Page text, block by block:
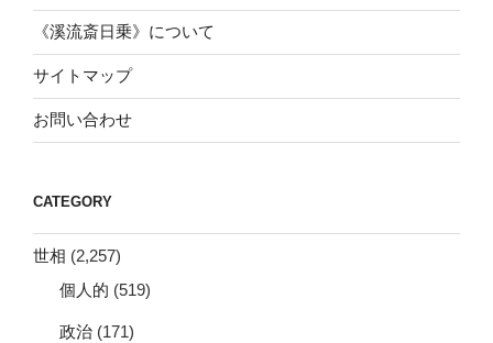
《溪流斎日乗》について
サイトマップ
お問い合わせ
CATEGORY
世相 (2,257)
個人的 (519)
政治 (171)